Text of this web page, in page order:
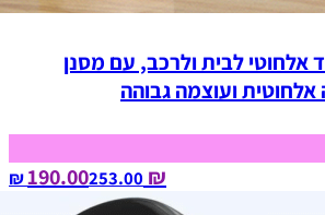
אלחוטי לבית ולרכב, עם מסנן
ועוצמה גבוהה
₪ 190.00
253.00‏ ₪